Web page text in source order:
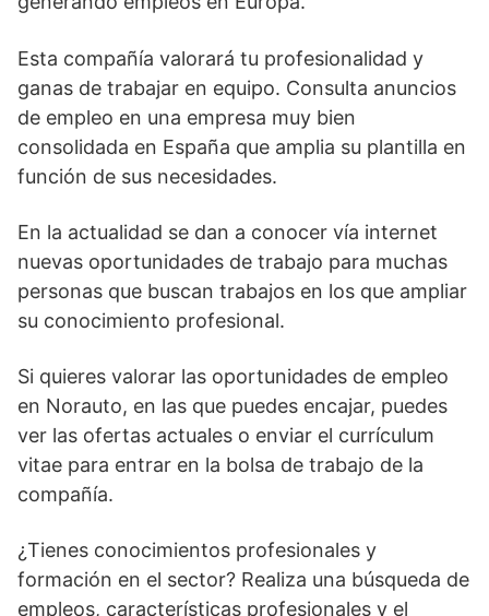
Esta compañía valorará tu profesionalidad y
ganas de trabajar en equipo. Consulta anuncios
de empleo en una empresa muy bien
consolidada en España que amplia su plantilla en
función de sus necesidades.
En la actualidad se dan a conocer vía internet
nuevas oportunidades de trabajo para muchas
personas que buscan trabajos en los que ampliar
su conocimiento profesional.
Si quieres valorar las oportunidades de empleo
en Norauto, en las que puedes encajar, puedes
ver las ofertas actuales o enviar el currículum
vitae para entrar en la bolsa de trabajo de la
compañía.
¿Tienes conocimientos profesionales y
formación en el sector? Realiza una búsqueda de
empleos, características profesionales y el